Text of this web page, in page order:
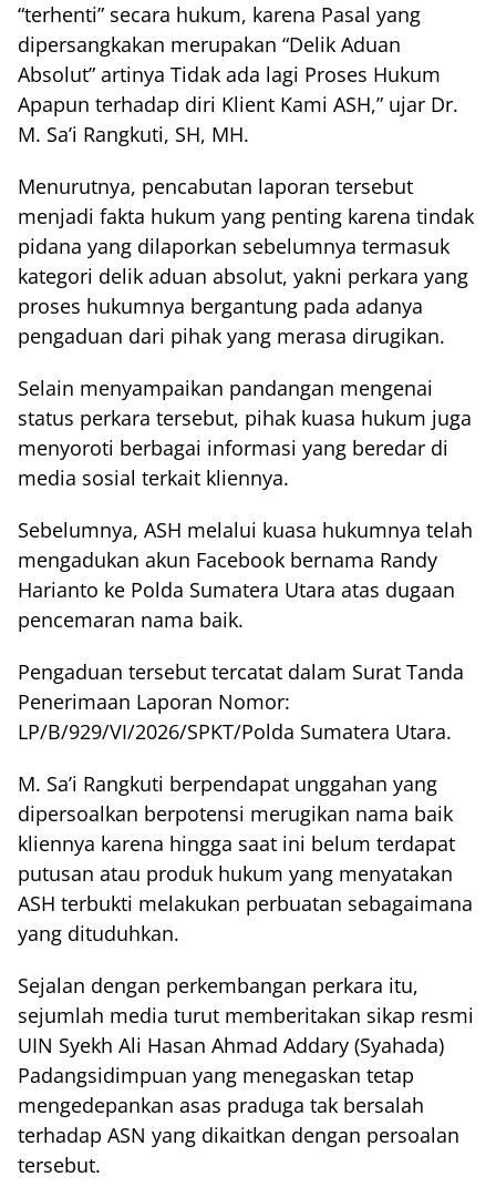
“terhenti” secara hukum, karena Pasal yang
dipersangkakan merupakan “Delik Aduan
Absolut” artinya Tidak ada lagi Proses Hukum
Apapun terhadap diri Klient Kami ASH,” ujar Dr.
M. Sa’i Rangkuti, SH, MH.
Menurutnya, pencabutan laporan tersebut
menjadi fakta hukum yang penting karena tindak
pidana yang dilaporkan sebelumnya termasuk
kategori delik aduan absolut, yakni perkara yang
proses hukumnya bergantung pada adanya
pengaduan dari pihak yang merasa dirugikan.
Selain menyampaikan pandangan mengenai
status perkara tersebut, pihak kuasa hukum juga
menyoroti berbagai informasi yang beredar di
media sosial terkait kliennya.
Sebelumnya, ASH melalui kuasa hukumnya telah
mengadukan akun Facebook bernama Randy
Harianto ke Polda Sumatera Utara atas dugaan
pencemaran nama baik.
Pengaduan tersebut tercatat dalam Surat Tanda
Penerimaan Laporan Nomor:
LP/B/929/VI/2026/SPKT/Polda Sumatera Utara.
M. Sa’i Rangkuti berpendapat unggahan yang
dipersoalkan berpotensi merugikan nama baik
kliennya karena hingga saat ini belum terdapat
putusan atau produk hukum yang menyatakan
ASH terbukti melakukan perbuatan sebagaimana
yang dituduhkan.
Sejalan dengan perkembangan perkara itu,
sejumlah media turut memberitakan sikap resmi
UIN Syekh Ali Hasan Ahmad Addary (Syahada)
Padangsidimpuan yang menegaskan tetap
mengedepankan asas praduga tak bersalah
terhadap ASN yang dikaitkan dengan persoalan
tersebut.